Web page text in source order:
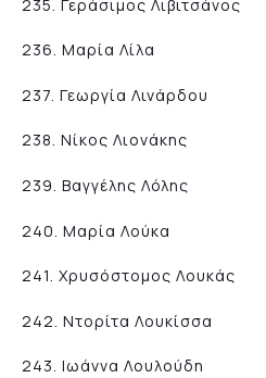
235. Γεράσιμος Λιβιτσάνος
236. Μαρία Λίλα
237. Γεωργία Λινάρδου
238. Νίκος Λιονάκης
239. Βαγγέλης Λόλης
240. Μαρία Λούκα
241. Χρυσόστομος Λουκάς
242. Nτορίτα Λουκίσσα
243. Ιωάννα Λουλούδη